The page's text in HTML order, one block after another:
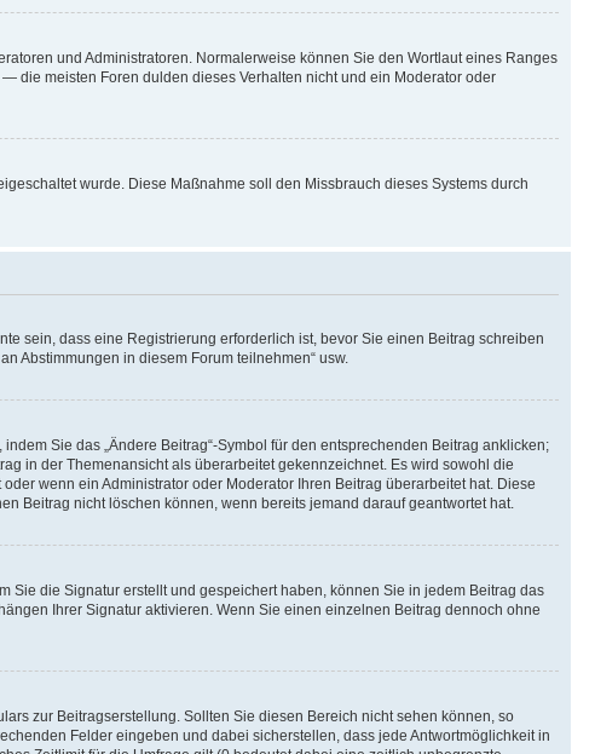
und Administratoren. Normalerweise können Sie den Wortlaut eines Ranges
die meisten Foren dulden dieses Verhalten nicht und ein Moderator oder
wurde. Diese Maßnahme soll den Missbrauch dieses Systems durch
sein, dass eine Registrierung erforderlich ist, bevor Sie einen Beitrag schreiben
Abstimmungen in diesem Forum teilnehmen“ usw.
Sie das „Ändere Beitrag“-Symbol für den entsprechenden Beitrag anklicken;
in der Themenansicht als überarbeitet gekennzeichnet. Es wird sowohl die
wenn ein Administrator oder Moderator Ihren Beitrag überarbeitet hat. Diese
Beitrag nicht löschen können, wenn bereits jemand darauf geantwortet hat.
die Signatur erstellt und gespeichert haben, können Sie in jedem Beitrag das
Ihrer Signatur aktivieren. Wenn Sie einen einzelnen Beitrag dennoch ohne
zur Beitragserstellung. Sollten Sie diesen Bereich nicht sehen können, so
Felder eingeben und dabei sicherstellen, dass jede Antwortmöglichkeit in